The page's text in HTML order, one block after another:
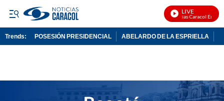
LIVE
Noticias Caracol En Vivo
Trends: POSESIÓN PRESIDENCIAL ABELARDO DE LA ESPRIELLA